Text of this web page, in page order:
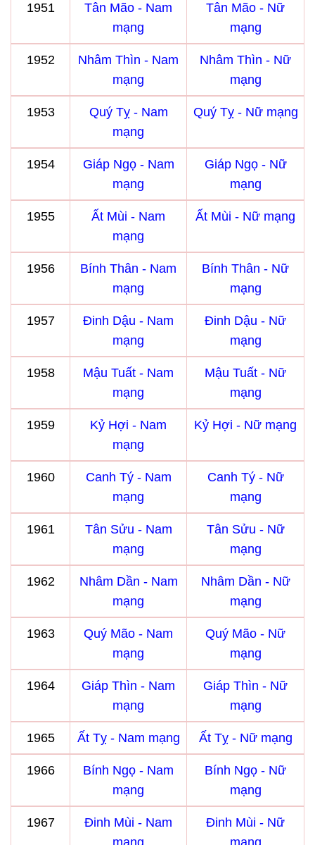
1951
Tân Mão - Nam
mạng
Tân Mão - Nữ
mạng
1952
Nhâm Thìn - Nam
mạng
Nhâm Thìn - Nữ
mạng
1953
Quý Tỵ - Nam
mạng
Quý Tỵ - Nữ mạng
1954
Giáp Ngọ - Nam
mạng
Giáp Ngọ - Nữ
mạng
1955
Ất Mùi - Nam
mạng
Ất Mùi - Nữ mạng
1956
Bính Thân - Nam
mạng
Bính Thân - Nữ
mạng
1957
Đinh Dậu - Nam
mạng
Đinh Dậu - Nữ
mạng
1958
Mậu Tuất - Nam
mạng
Mậu Tuất - Nữ
mạng
1959
Kỷ Hợi - Nam
mạng
Kỷ Hợi - Nữ mạng
1960
Canh Tý - Nam
mạng
Canh Tý - Nữ
mạng
1961
Tân Sửu - Nam
mạng
Tân Sửu - Nữ
mạng
1962
Nhâm Dần - Nam
mạng
Nhâm Dần - Nữ
mạng
1963
Quý Mão - Nam
mạng
Quý Mão - Nữ
mạng
1964
Giáp Thìn - Nam
mạng
Giáp Thìn - Nữ
mạng
1965 Ất Tỵ - Nam mạng Ất Tỵ - Nữ mạng
1966
Bính Ngọ - Nam
mạng
Bính Ngọ - Nữ
mạng
1967
Đinh Mùi - Nam
mạng
Đinh Mùi - Nữ
mạng